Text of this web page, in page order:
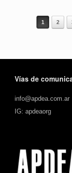
1 2
Vías de
info@apdea.com.ar
IG: apdeaorg